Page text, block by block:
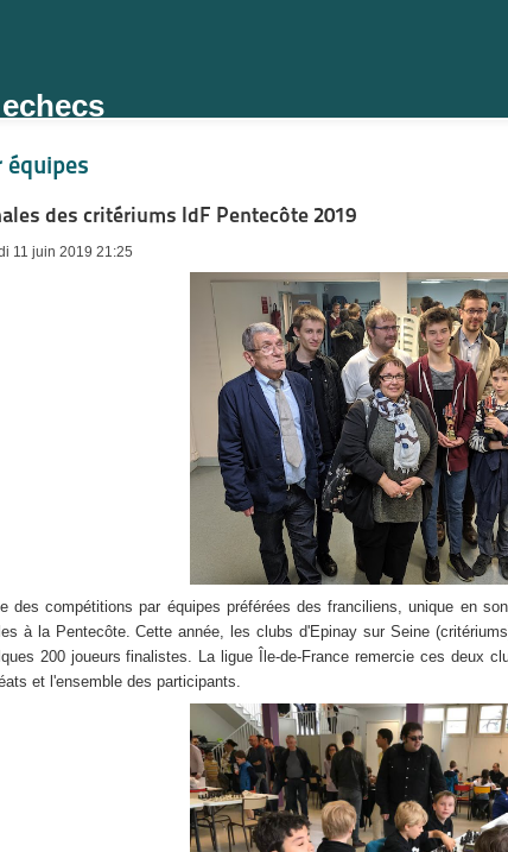
équipes
des critériums IdF Pentecôte 2019
11 juin 2019 21:25
des compétitions par équipes préférées des franciliens, unique en
à la Pentecôte. Cette année, les clubs d'Epinay sur Seine
200 joueurs finalistes. La ligue Île-de-France remercie ces deux
et l'ensemble des participants.